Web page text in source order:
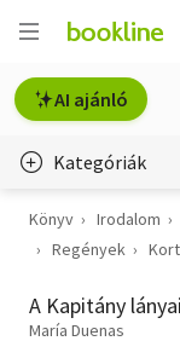
AI ajánló
Kategóriák
Életmód, egészség
Gyermek- és ifjúsági
Könyv Irodalom
Regények
A Kapitány lányai
María Duenas